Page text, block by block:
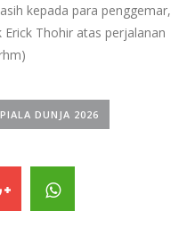
kepada para penggemar,
Thohir atas perjalanan
PIALA DUNJA 2026